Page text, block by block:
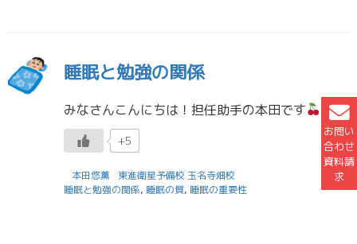
お問い
合わせ
資料請
求
睡眠と勉強の関係
みなさんこんにちは！担任助手の本田です
+5
本田悠薫
東進衛星予備校 玉名寺畑校
睡眠と勉強の関係, 睡眠の質, 睡眠の重要性